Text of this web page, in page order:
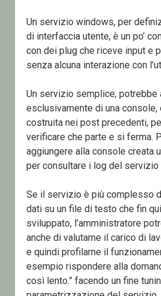
Un servizio windows, per
di interfaccia utente, è un po’
con dei plug che riceve input e
senza alcuna interazione con
Un servizio semplice, potrebbe
esclusivamente di una console,
costruita nei post precedenti,
verificare che parte e si ferma.
aggiungere alla console creata
per consultare i log del servizio
Se il servizio è più complesso
dati su un file di testo che fin
sviluppato, l’amministratore
anche di valutarne il carico di
e quindi profilarne il
esempio rispondere alla
così lento.” facendo un fine